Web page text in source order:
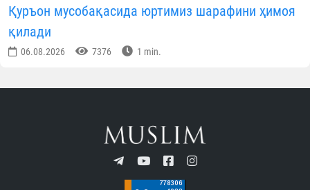
Қуръон мусобақасида юртимиз шарафини ҳимоя
қилади
06.08.2026 7376 1 min.